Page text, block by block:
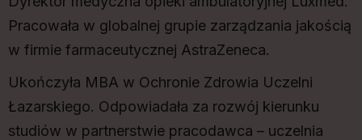
Pracowała w globalnej grupie zarządzania jakością
w firmie farmaceutycznej AstraZeneca.
Ukończyła MBA w Ochronie Zdrowia Uczelni
Łazarskiego. Odpowiadała za rozwój kierunku
studiów w partnerstwie pracodawca – uczelnia